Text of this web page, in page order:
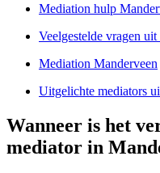
Mediation hulp
Veelgestelde vragen
Mediation Manderveen
Uitgelichte mediators
Wanneer is het
mediator in